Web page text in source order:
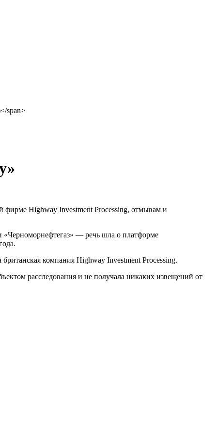
фирме Highway Investment Processing, отмывам и
«Черноморнефтегаз» — речь шла о платформе
компания Highway Investment Processing.
расследования и не получала никаких извещений от